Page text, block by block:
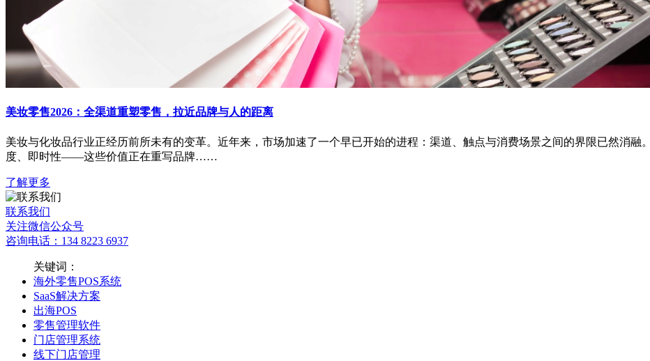
美妆零售2026：全渠道重塑零售，拉近品牌与人的距离
美妆与化妆品行业正经历前所未有的变革。近年来，市场加速了一个早已开始的进程：渠道、触点与消费场景之间的界限已然消
度、即时性——这些价值正在重写品牌……
了解更多
联系我们
关注微信公众号
咨询电话：134 8223 6937
关键词：
海外零售POS系统
SaaS解决方案
出海POS
零售管理软件
门店管理系统
线下门店管理